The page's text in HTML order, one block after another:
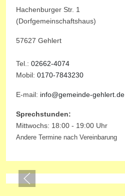
Hachenburger Str. 1
(Dorfgemeinschaftshaus)
57627 Gehlert
Tel.: 02662-4074
Mobil: 0170-7843230
E-mail: info@gemeinde-gehlert.de
Sprechstunden:
Mittwochs: 18:00 - 19:00 Uhr
Andere Termine nach Vereinbarung